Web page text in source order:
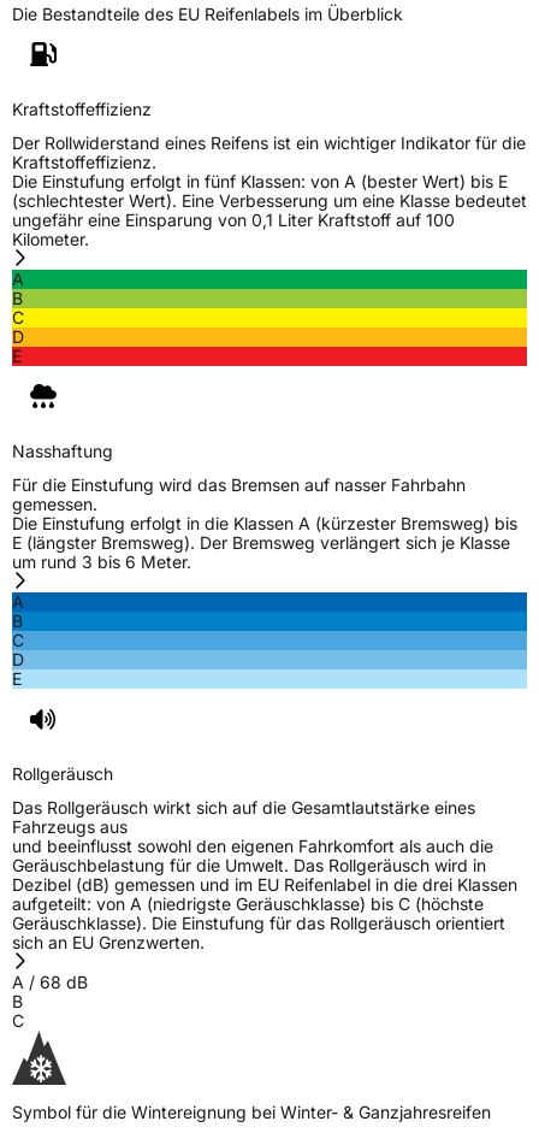
Allgemeine Produktsicherheit (GPSR)
Ferrand Frankreich, contact@tc.michelin.eu
Die Bestandteile des EU Reifenlabels im Überblick
Kraftstoffeffizienz
Der Rollwiderstand eines Reifens ist ein wichtiger Indikator für die
Kraftstoffeffizienz.
Die Einstufung erfolgt in fünf Klassen: von A (bester Wert) bis E
(schlechtester Wert). Eine Verbesserung um eine Klasse bedeutet
ungefähr eine Einsparung von 0,1 Liter Kraftstoff auf 100
Kilometer.
A
B
C
D
E
Nasshaftung
Für die Einstufung wird das Bremsen auf nasser Fahrbahn
gemessen.
Die Einstufung erfolgt in die Klassen A (kürzester Bremsweg) bis
E (längster Bremsweg). Der Bremsweg verlängert sich je Klasse
um rund 3 bis 6 Meter.
A
B
C
D
E
Rollgeräusch
Das Rollgeräusch wirkt sich auf die Gesamtlautstärke eines
Fahrzeugs aus
und beeinflusst sowohl den eigenen Fahrkomfort als auch die
Geräuschbelastung für die Umwelt. Das Rollgeräusch wird in
Dezibel (dB) gemessen und im EU Reifenlabel in die drei Klassen
aufgeteilt: von A (niedrigste Geräuschklasse) bis C (höchste
Geräuschklasse). Die Einstufung für das Rollgeräusch orientiert
sich an EU Grenzwerten.
A / 68 dB
B
C
Symbol für die Wintereignung bei Winter- & Ganzjahresreifen